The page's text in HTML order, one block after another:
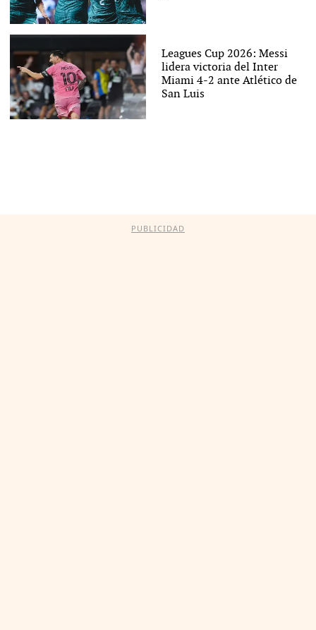
Leagues Cup 2026: Messi
lidera victoria del Inter
Miami 4-2 ante Atlético de
San Luis
PUBLICIDAD